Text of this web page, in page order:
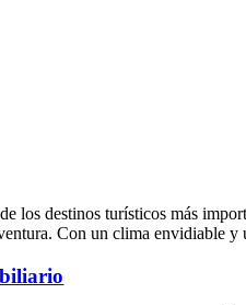
los destinos turísticos más
Con un clima envidiable